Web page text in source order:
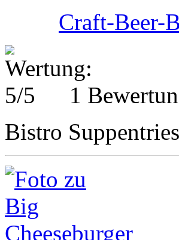
Craft-Beer-
1
Bistro